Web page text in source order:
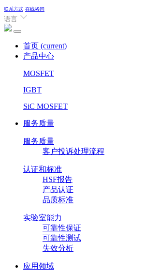
联系方式 在线咨询
语言
首页 (current)
产品中心
MOSFET
IGBT
SiC MOSFET
服务质量
服务质量
客户投诉处理流程
认证和标准
HSF报告
产品认证
品质标准
实验室能力
可靠性保证
可靠性测试
失效分析
应用领域